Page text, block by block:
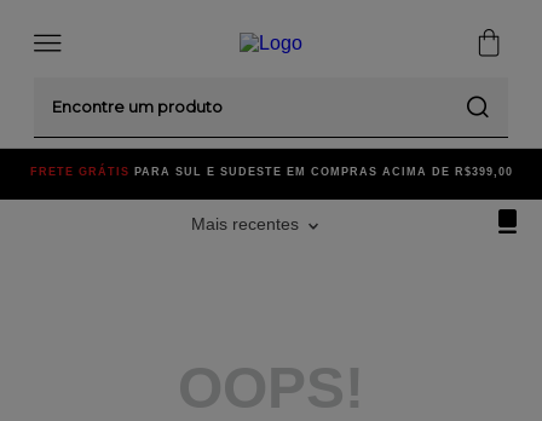
FRETE GRÁTIS PARA SUL E SUDESTE EM COMPRAS ACIMA DE R$399,00
Mais recentes
OOPS!